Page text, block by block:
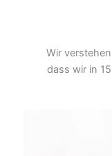
Wir
dass wir in